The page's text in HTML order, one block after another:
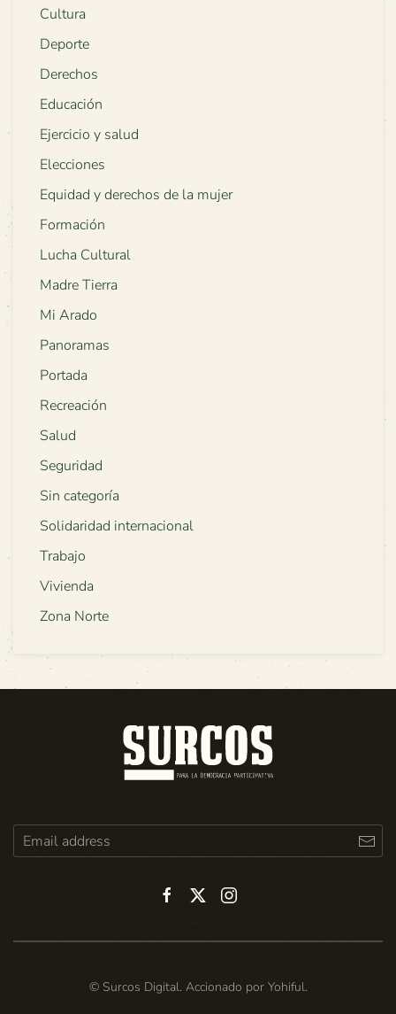
Cultura
Deporte
Derechos
Educación
Ejercicio y salud
Elecciones
Equidad y derechos de la mujer
Formación
Lucha Cultural
Madre Tierra
Mi Arado
Panoramas
Portada
Recreación
Salud
Seguridad
Sin categoría
Solidaridad internacional
Trabajo
Vivienda
Zona Norte
© Surcos Digital. Accionado por Yohiful.